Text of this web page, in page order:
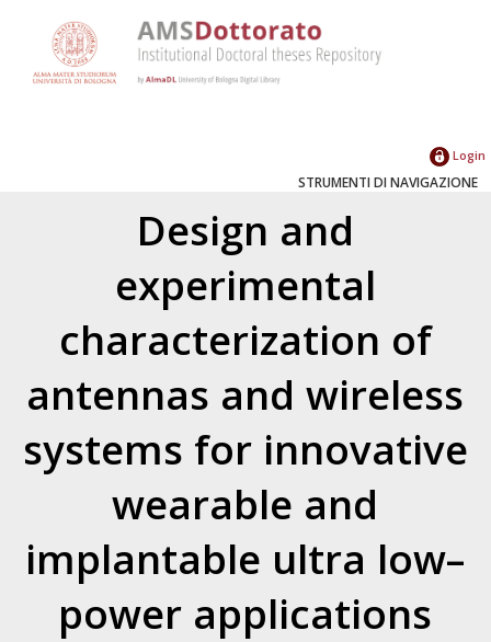
Login
STRUMENTI DI NAVIGAZIONE
Design and
experimental
characterization of
antennas and wireless
systems for innovative
wearable and
implantable ultra low–
power applications